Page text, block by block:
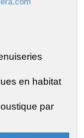
en habitat
par